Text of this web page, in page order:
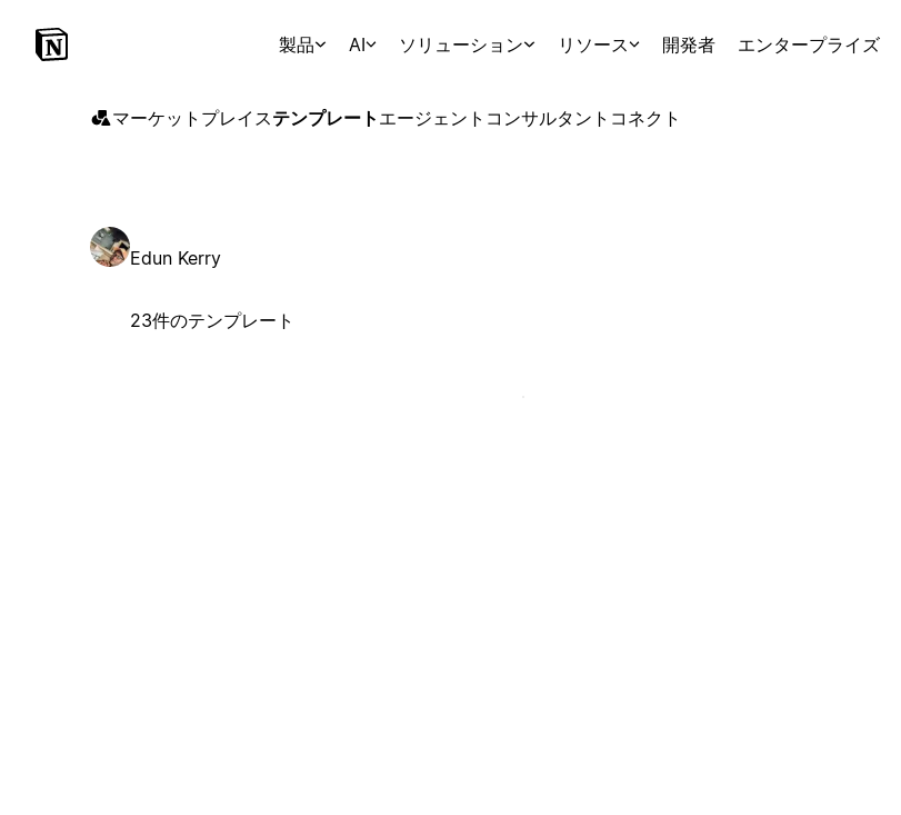
製品 AI ソリューション リソース 開発者 エンタープライズ
マーケットプレイステンプレート エージェント コンサルタント コネクト
Edun Kerry
23件のテンプレート